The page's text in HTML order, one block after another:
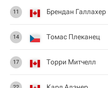
11 Брендан Галлахер
14 Томас Плеканец
17 Торри Митчелл